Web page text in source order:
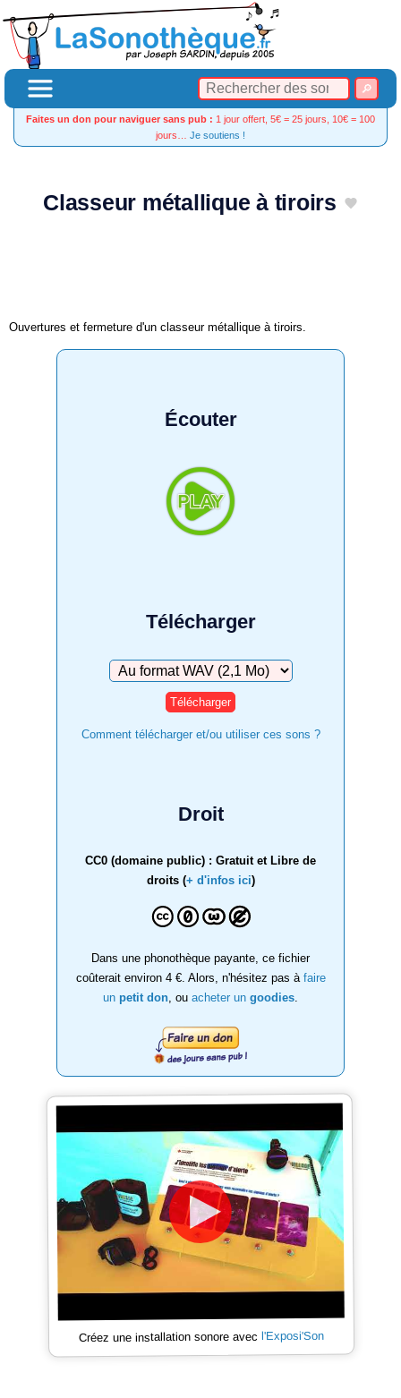
Faites un don pour naviguer sans pub : 1 jour offert, 5€ = 25 jours, 10€ = 100
jours… Je soutiens !
Classeur métallique à tiroirs
Ouvertures et fermeture d'un classeur métallique à tiroirs.
Écouter
Télécharger
Télécharger
Comment télécharger et/ou utiliser ces sons ?
Droit
CC0 (domaine public) : Gratuit et Libre de
droits (+ d'infos ici)
Dans une phonothèque payante, ce fichier
coûterait environ 4 €. Alors, n'hésitez pas à faire
un petit don , ou acheter un goodies
Créez une installation sonore avecl'Exposi'Son